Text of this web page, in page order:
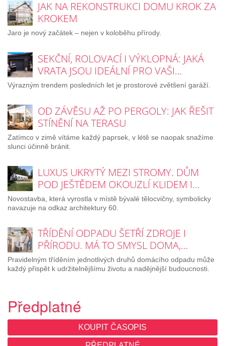
JAK NA REKONSTRUKCI DOMU KROK ZA
KROKEM
Jaro je nový začátek – nejen v koloběhu přírody.
SEKČNÍ, ROLOVACÍ I VÝKLOPNÁ: JAKÁ
VRATA JSOU IDEÁLNÍ PRO VAŠI…
Výrazným trendem posledních let je prostorové zvětšení garáží.
OD ZÁVĚSU AŽ PO PERGOLY: JAK ŘEŠIT
STÍNĚNÍ NA TERASU
Zatímco v zimě vítáme každý paprsek, v létě se naopak snažíme
slunci účinně bránit.
LUXUS UKRYTÝ MEZI STROMY. DŮM
POD JEŠTĚDEM OKOUZLÍ KLIDEM I…
Novostavba, která vyrostla v místě bývalé tělocvičny, symbolicky
navazuje na odkaz architektury 60.
TŘÍDĚNÍ ODPADU ŠETŘÍ ZDROJE I
PŘÍRODU. MÁ TO SMYSL DOMA,…
Pravidelným tříděním jednotlivých druhů domácího odpadu může
každý přispět k udržitelnějšímu životu a nadějnější budoucnosti.
Předplatné
KOUPIT ČASOPIS